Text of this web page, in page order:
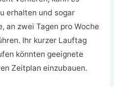
erhalten und sogar
an zwei Tagen pro Woche
Ihr kurzer Lauftag
könnten geeignete
Zeitplan einzubauen.